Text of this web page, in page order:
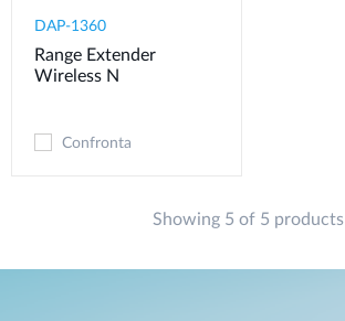
DAP-1360
Range Extender
Wireless N
Confronta
Showing 5 of 5 products